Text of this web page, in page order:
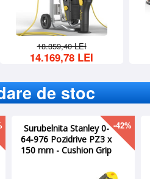
761,09 LEI
381,57 LEI
de stoc
-72% -69%
Burghiu pentru metal
lung ALPEN 1,0 x
56/33, HSS DIN 340 RN